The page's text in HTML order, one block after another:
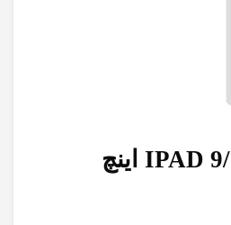
تاچ گلس آیپد IPAD 9/7 اینچ